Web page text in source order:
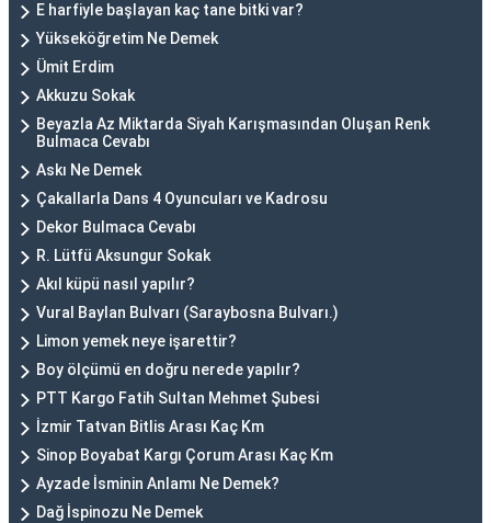
E harfiyle başlayan kaç tane bitki var?
Yükseköğretim Ne Demek
Ümit Erdim
Akkuzu Sokak
Beyazla Az Miktarda Siyah Karışmasından Oluşan Renk
Bulmaca Cevabı
Askı Ne Demek
Çakallarla Dans 4 Oyuncuları ve Kadrosu
Dekor Bulmaca Cevabı
R. Lütfü Aksungur Sokak
Akıl küpü nasıl yapılır?
Vural Baylan Bulvarı (Saraybosna Bulvarı.)
Limon yemek neye işarettir?
Boy ölçümü en doğru nerede yapılır?
PTT Kargo Fatih Sultan Mehmet Şubesi
İzmir Tatvan Bitlis Arası Kaç Km
Sinop Boyabat Kargı Çorum Arası Kaç Km
Ayzade İsminin Anlamı Ne Demek?
Dağ İspinozu Ne Demek